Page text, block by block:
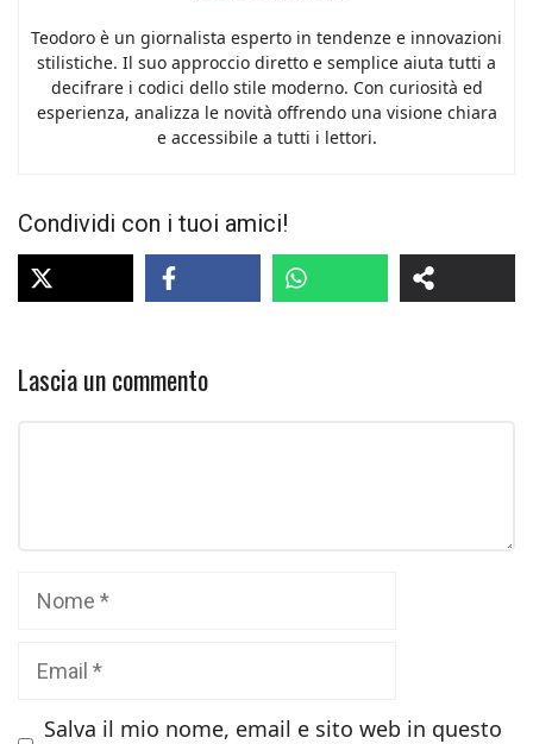
Teodoro è un giornalista esperto in tendenze e innovazioni
stilistiche. Il suo approccio diretto e semplice aiuta tutti a
decifrare i codici dello stile moderno. Con curiosità ed
esperienza, analizza le novità offrendo una visione chiara
e accessibile a tutti i lettori.
Condividi con i tuoi amici!
Lascia un commento
Salva il mio nome, email e sito web in questo